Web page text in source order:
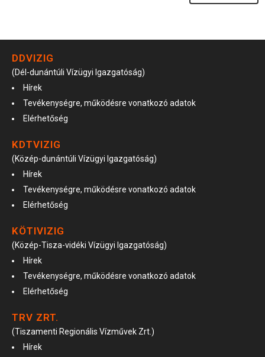
DDVIZIG
(Dél-dunántúli Vízügyi Igazgatóság)
Hírek
Tevékenységre, működésre vonatkozó adatok
Elérhetőség
KDTVIZIG
(Közép-dunántúli Vízügyi Igazgatóság)
Hírek
Tevékenységre, működésre vonatkozó adatok
Elérhetőség
KÖTIVIZIG
(Közép-Tisza-vidéki Vízügyi Igazgatóság)
Hírek
Tevékenységre, működésre vonatkozó adatok
Elérhetőség
TRV ZRT.
(Tiszamenti Regionális Vízművek Zrt.)
Hírek